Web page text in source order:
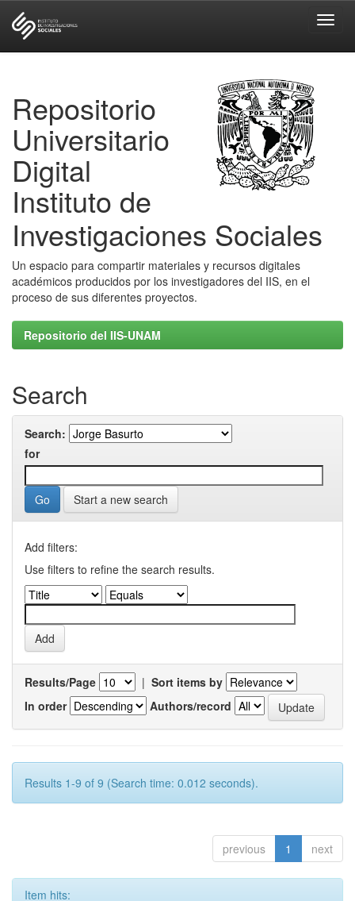
Repositorio
Universitario
Digital
Instituto de
Investigaciones Sociales
Un espacio para compartir materiales y recursos digitales
académicos producidos por los investigadores del IIS, en el
proceso de sus diferentes proyectos.
Repositorio del IIS-UNAM
Search
Search:
for
Start a new search
Add filters:
Use filters to refine the search results.
Results/Page | Sort items by
In order
Authors/record
Results 1-9 of 9 (Search time: 0.012 seconds).
previous 1 next
Item hits: